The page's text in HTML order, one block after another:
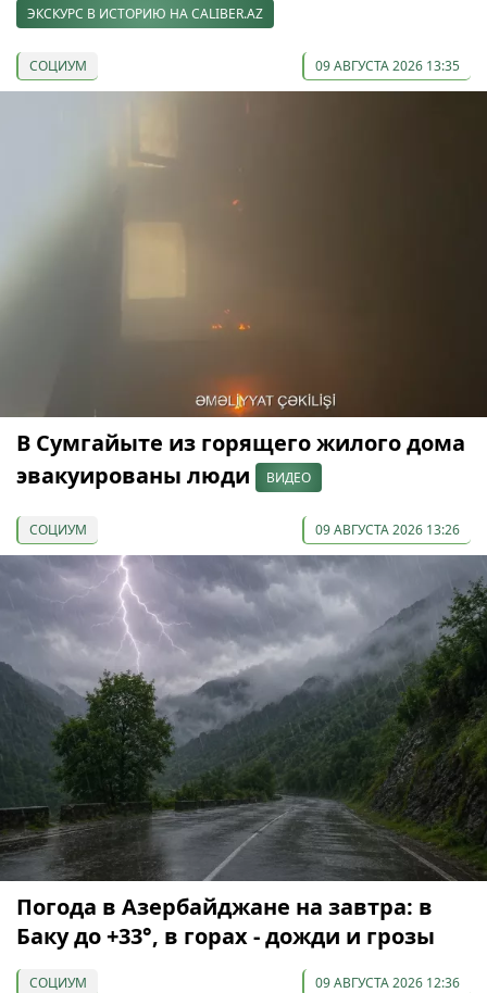
ЭКСКУРС В ИСТОРИЮ НА CALIBER.AZ
СОЦИУМ 09 АВГУСТА 2026 13:35
В Сумгайыте из горящего жилого дома
эвакуированы люди
ВИДЕО
СОЦИУМ 09 АВГУСТА 2026 13:26
Погода в Азербайджане на завтра: в
Баку до +33°, в горах - дожди и грозы
СОЦИУМ 09 АВГУСТА 2026 12:36